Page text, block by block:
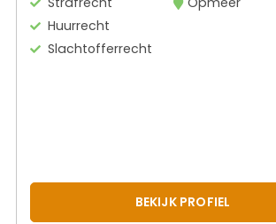
Huurrecht
Slachtofferrecht
BEKIJK PROFIEL